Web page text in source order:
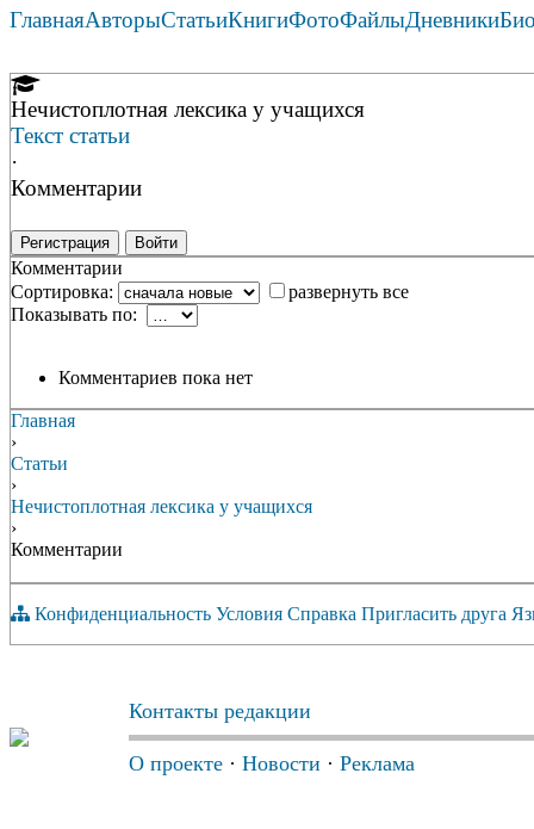
ГлавнаяАвторыСтатьиКнигиФотоФайлыДневники
Нечистоплотная лексика у учащихся
Текст статьи
·
Комментарии
Регистрация Войти
Комментарии
Сортировка:
развернуть все
Показывать по:
Комментариев пока нет
Главная
›
Статьи
›
Нечистоплотная лексика у учащихся
›
Комментарии
Конфиденциальность Условия Справка Пригласить друга
Контакты редакции
О проекте · Новости · Реклама